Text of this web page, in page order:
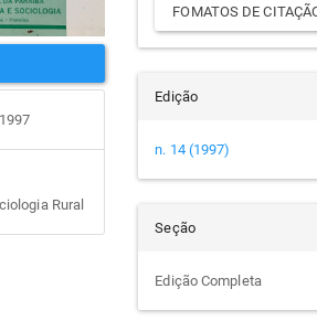
Rural
FOMATOS DE
Edição
n. 14 (1997)
Seção
Edição Completa